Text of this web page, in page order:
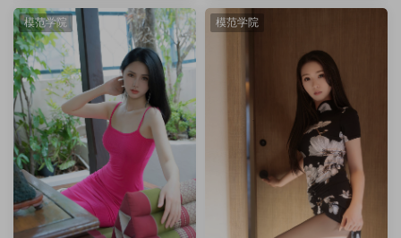
模范学院 模范学院